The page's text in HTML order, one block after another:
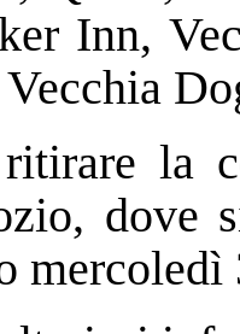
Inn,
la
dove
mercoledì